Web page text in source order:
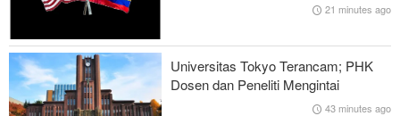
Rencana Bom ISIS di Area Sayidah Zainab Damaskus
IRGC: Pengakuan Media Asing atas Kekalahan Trump Hasil
Perjuangan Media Revolusioner
21 minutes ago
Universitas Tokyo Terancam; PHK
Dosen dan Peneliti Mengintai
43 minutes ago